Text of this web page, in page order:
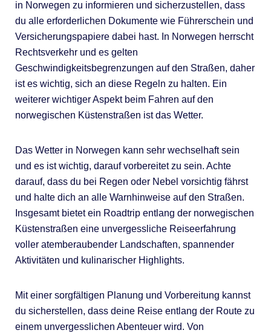
in Norwegen zu informieren und sicherzustellen, dass
du alle erforderlichen Dokumente wie Führerschein und
Versicherungspapiere dabei hast. In Norwegen herrscht
Rechtsverkehr und es gelten
Geschwindigkeitsbegrenzungen auf den Straßen, daher
ist es wichtig, sich an diese Regeln zu halten. Ein
weiterer wichtiger Aspekt beim Fahren auf den
norwegischen Küstenstraßen ist das Wetter.
Das Wetter in Norwegen kann sehr wechselhaft sein
und es ist wichtig, darauf vorbereitet zu sein. Achte
darauf, dass du bei Regen oder Nebel vorsichtig fährst
und halte dich an alle Warnhinweise auf den Straßen.
Insgesamt bietet ein Roadtrip entlang der norwegischen
Küstenstraßen eine unvergessliche Reiseerfahrung
voller atemberaubender Landschaften, spannender
Aktivitäten und kulinarischer Highlights.
Mit einer sorgfältigen Planung und Vorbereitung kannst
du sicherstellen, dass deine Reise entlang der Route zu
einem unvergesslichen Abenteuer wird. Von